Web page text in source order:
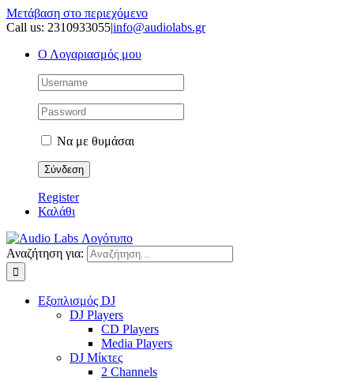
Μετάβαση στο περιεχόμενο
Call us: 2310933055|info@audiolabs.gr
Ο Λογαριασμός μου
Να με θυμάσαι
Register
Καλάθι
Αναζήτηση για:
Εξοπλισμός DJ
DJ Players
CD Players
Media Players
DJ Μίκτες
2 Channels